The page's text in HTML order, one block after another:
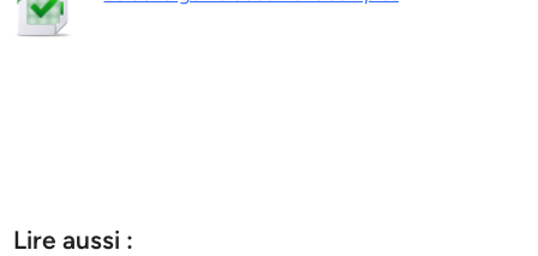
Lire aussi :